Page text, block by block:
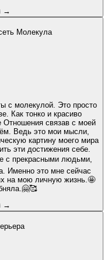
→
Молекула
с молекулой. Это просто
Как тонко и красиво
связав с моей
Ведь это мои мысли,
картину моего мира
эти достижения себе.
с прекрасными людьми,
Именно это мне сейчас
на мою личную жизнь.🤩
→